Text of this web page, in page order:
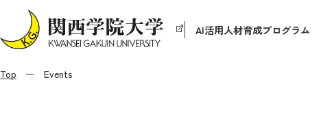
AI活用人材育成プログラム
Top Events